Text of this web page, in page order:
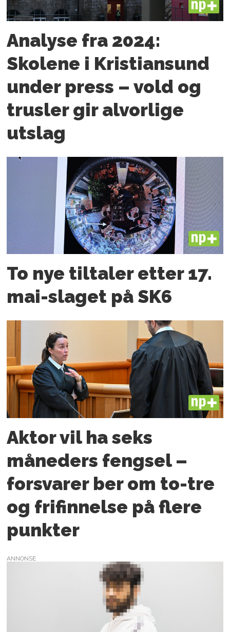
PLUS
Analyse fra 2024:
Skolene i Kristiansund
under press – vold og
trusler gir alvorlige
utslag
PLUS
To nye tiltaler etter 17.
mai-slaget på SK6
PLUS
Aktor vil ha seks
måneders fengsel –
forsvarer ber om to-tre
og frifinnelse på flere
punkter
ANNONSE